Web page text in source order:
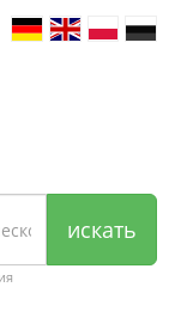
искать